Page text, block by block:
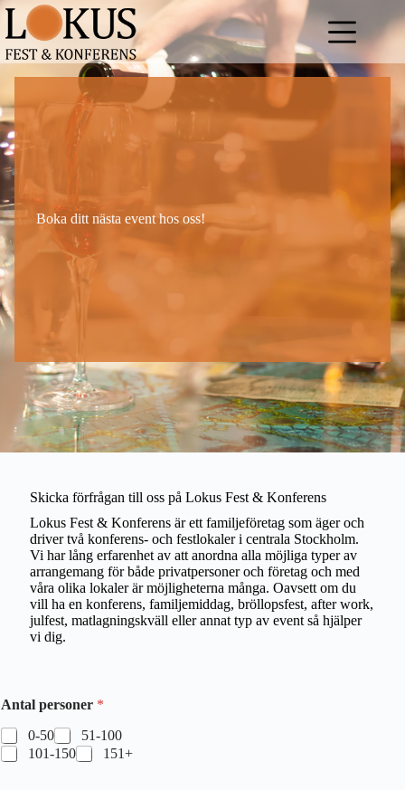
Hoppa
innehåll
Boka ditt nästa event hos oss!
Skicka förfrågan till oss på Lokus Fest & Konferens
Lokus Fest & Konferens är ett familjeföretag som äger och
driver två konferens- och festlokaler i centrala Stockholm.
Vi har lång erfarenhet av att anordna alla möjliga typer av
arrangemang för både privatpersoner och företag och med
våra olika lokaler är möjligheterna många. Oavsett om du
vill ha en konferens, familjemiddag, bröllopsfest, after work,
julfest, matlagningskväll eller annat typ av event så hjälper
vi dig.
Antal personer *
0-50
51-100
101-150
151+